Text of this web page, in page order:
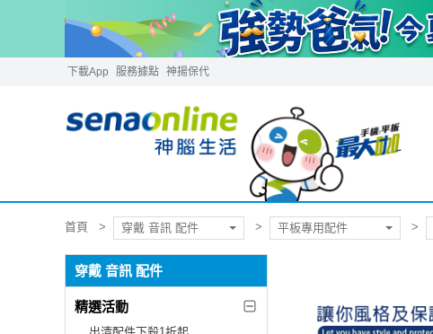
下載App 服務據點 神揚保代
首頁 穿戴 音訊 配件 平板專用配件
穿戴 音訊 配件
精選活動